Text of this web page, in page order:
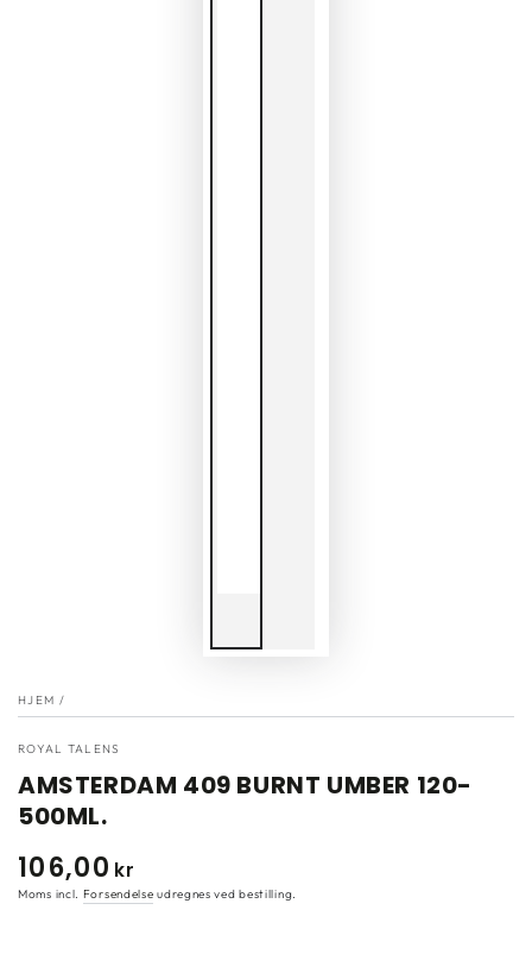
HJEM /
ROYAL TALENS
AMSTERDAM 409 BURNT UMBER 120-
500ML.
Normal
pris
106,00 kr
Moms incl. Forsendelse udregnes ved bestilling.